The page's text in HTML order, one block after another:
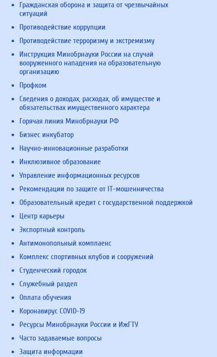
Гражданская оборона и защита от чрезвычайных
ситуаций
Противодействие коррупции
Противодействие терроризму и экстремизму
Инструкция Минобрнауки России на случай
вооруженного нападения на образовательную
организацию
Профком
Сведения о доходах, расходах, об имуществе и
обязательствах имущественного характера
Горячая линия Минобрнауки РФ
Бизнес инкубатор
Научно-инновационные разработки
Инклюзивное образование
Управление информационных ресурсов
Рекомендации по защите от IT-мошенничества
Образовательный кредит с государственной поддержкой
Центр карьеры
Экспортный контроль
Антимонопольный комплаенс
Комплекс спортивных клубов и сооружений
Студенческий городок
Служебный раздел
Оплата обучения
Коронавирус COVID-19
Ресурсы Минобрнауки России и ИжГТУ
Часто задаваемые вопросы
Защита информации